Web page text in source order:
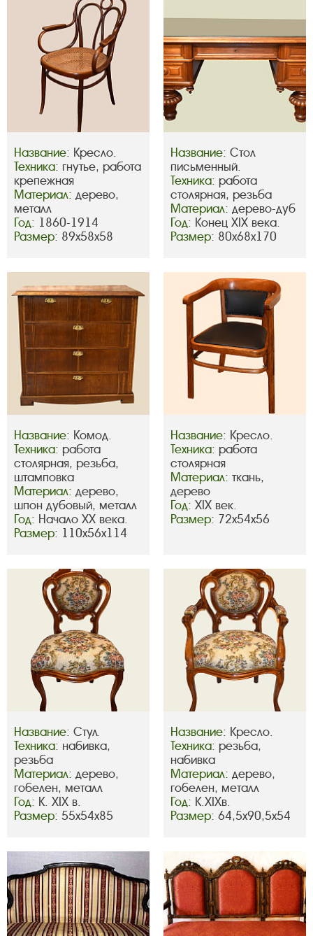
Название: Кресло.
Техника: гнутье, работа
крепежная
Материал: дерево,
металл
Год: 1860-1914
Размер: 89х58х58
Название: Стол
письменный.
Техника: работа
столярная, резьба
Материал: дерево-дуб
Год: Конец ХIX века.
Размер: 80х68х170
Название: Комод.
Техника: работа
столярная, резьба,
штамповка
Материал: дерево,
шпон дубовый, металл
Год: Начало ХХ века.
Размер: 110х56х114
Название: Кресло.
Техника: работа
столярная
Материал: ткань,
дерево
Год: XIX век.
Размер: 72х54х56
Название: Стул.
Техника: набивка,
резьба
Материал: дерево,
гобелен, металл
Год: К. XIX в.
Размер: 55х54х85
Название: Кресло.
Техника: резьба,
набивка
Материал: дерево,
гобелен, металл
Год: К.XIXв.
Размер: 64,5х90,5х54